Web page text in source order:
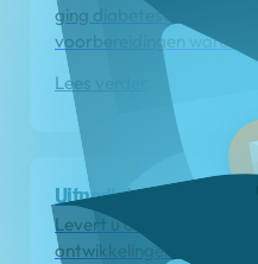
ging
voorbereidingen waren
Lees verder
Uitnodiging van de
Levert u ook een
ontwikkelingen die